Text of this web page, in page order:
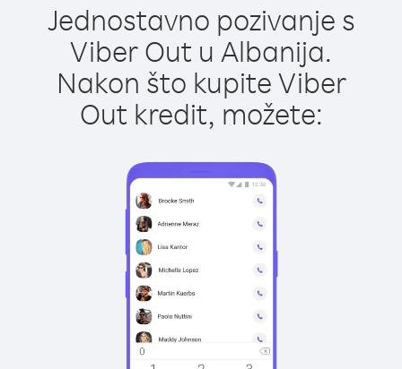
Jednostavno pozivanje s
Viber Out u Albanija.
Nakon što kupite Viber
Out kredit, možete: